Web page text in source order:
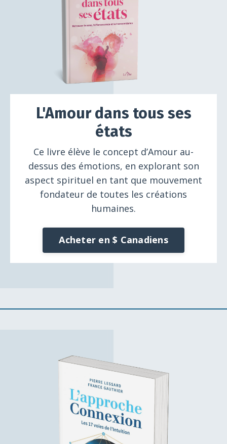
L'Amour dans tous ses
états
Ce livre élève le concept d’Amour au-
dessus des émotions, en explorant son
aspect spirituel en tant que mouvement
fondateur de toutes les créations
humaines.
Acheter en $ Canadiens